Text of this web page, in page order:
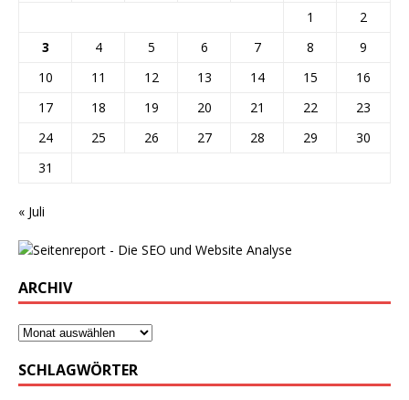
1
2
3
4 5 6 7 8
9
10
11 12 13 14 15
16
17
18 19 20 21 22
23
24
25 26 27 28 29
30
31
« Juli
ARCHIV
SCHLAGWÖRTER